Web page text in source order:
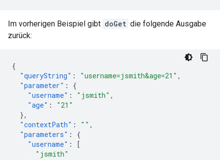
Im vorherigen Beispiel gibt doGet die folgende Ausgabe
zurück:
{
"queryString" : "username=jsmith&age=21" ,
"parameter" :
{
"username" : "jsmith" ,
"age" :
"21"
},
"contextPath" : "" ,
"parameters" :
{
"username" :
[
"jsmith"